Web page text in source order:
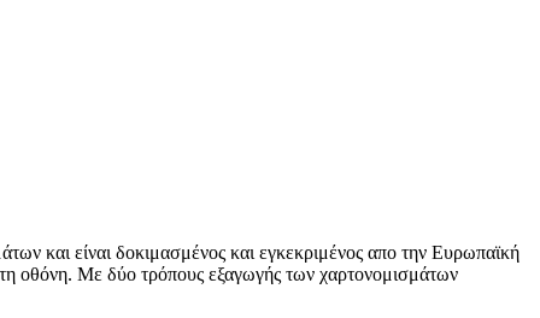
και είναι δοκιμασμένος και εγκεκριμένος απο την Ευρωπαϊκή
οθόνη. Με δύο τρόπους εξαγωγής των χαρτονομισμάτων